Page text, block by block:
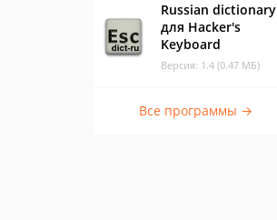
Russian dictionary
для Hacker's
Keyboard
Версия: 1.4 (0.47 МБ)
Все программы →